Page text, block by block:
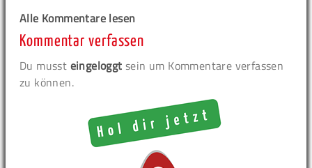
Alle Kommentare lesen
Kommentar verfassen
Du musst eingeloggt sein um Kommentare verfassen
zu können.